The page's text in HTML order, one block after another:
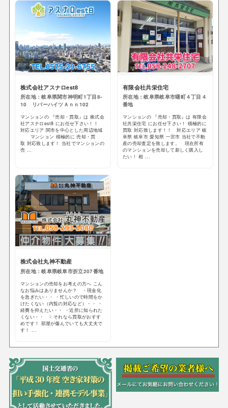
株式会社アスナロest8
所在地：岐阜県関市神明町1丁目8-
10 リバーハイツＡｎｎ102
マンションの 『売却・買取』は 株式会
社アスナロest8 にお任せ下さい！！
対応エリア 関市を中心とした周辺地域
マンション 積極的に 売却・買
取 対応致します！ 当社でマンションの
売 ...
有限会社共栄住宅
所在地：岐阜県岐阜市曙町４丁目４
番地
マンションの 『売却・買取』は 有限会
社共栄住宅 にお任せ下さい！ 積極的に
買取 対応致します！！ 対応エリア 岐
阜県 岐阜市 愛知県 一宮市 当社で不動
産の売却査定を致します。 現在所有
のマンションを売却して新しく購入し
たい！ 相 ...
株式会社丸神不動産
所在地：岐阜県岐阜市折立207番地
マンションの売却をお考えの方へ こん
なお悩みはありませんか？ ・現金化
を急ぎたい・・ ・忙しいので時間をか
けたくない（内覧の対応など）・・ ・
経費を抑えたい・・ ・近所に知られた
くない・・ ☟ それなら買取がおすす
めです！ 部屋が傷んでいても大丈夫で
す！ ...